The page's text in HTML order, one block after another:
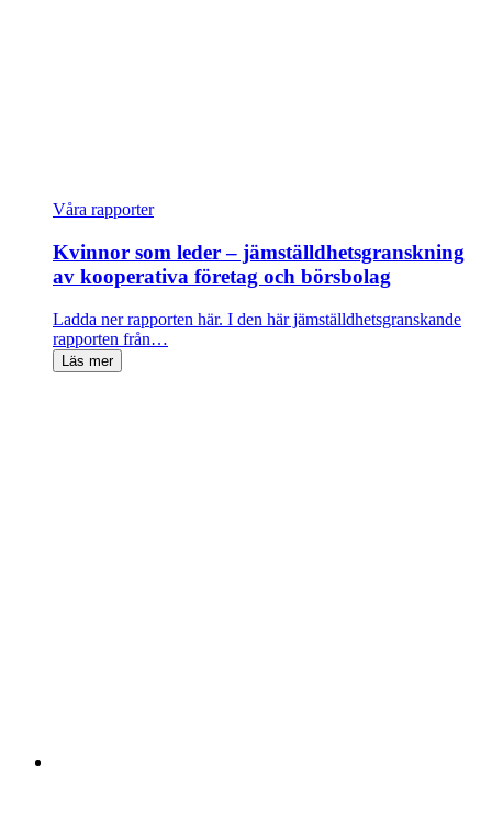
Våra rapporter
Kvinnor som leder – jämställdhetsgranskning
av kooperativa företag och börsbolag
Ladda ner rapporten här. I den här jämställdhetsgranskande
rapporten från…
Läs mer